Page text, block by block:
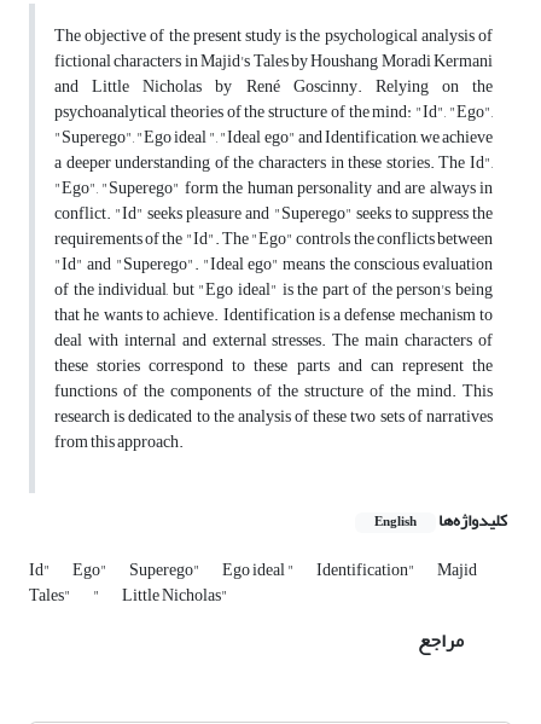
The objective of the present study is the psychological analysis of
fictional characters in Majid's Tales by Houshang Moradi Kermani
and Little Nicholas by René Goscinny. Relying on the
psychoanalytical theories of the structure of the mind: "Id", "Ego",
"Superego", "Ego ideal ", "Ideal ego" and Identification, we achieve
a deeper understanding of the characters in these stories. The Id",
"Ego", "Superego" form the human personality and are always in
conflict. "Id" seeks pleasure and "Superego" seeks to suppress the
requirements of the "Id". The "Ego" controls the conflicts between
"Id" and "Superego". "Ideal ego" means the conscious evaluation
of the individual, but "Ego ideal" is the part of the person's being
that he wants to achieve. Identification is a defense mechanism to
deal with internal and external stresses. The main characters of
these stories correspond to these parts and can represent the
functions of the components of the structure of the mind. This
research is dedicated to the analysis of these two sets of narratives
from this approach.
کلیدواژه‌ها English
Id" Ego" Superego" Ego ideal " Identification" Majid
Tales" " Little Nicholas"
مراجع